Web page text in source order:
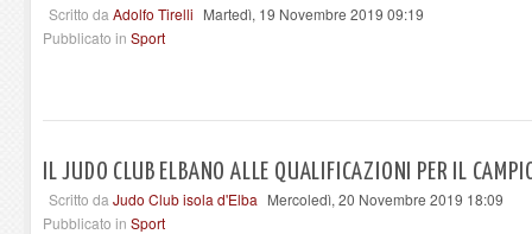
Scritto da Adolfo Tirelli Martedì, 19 Novembre 2019 09:19
Pubblicato in Sport
IL JUDO CLUB ELBANO ALLE QUALIFICAZIONI PER IL
Scritto da Judo Club isola d'Elba Mercoledì, 20 Novembre 2019 18:09
Pubblicato in Sport